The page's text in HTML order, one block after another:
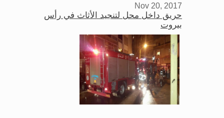
Nov 20, 2017
حريق داخل محل لتنجيد الأثاث في رأس
بيروت